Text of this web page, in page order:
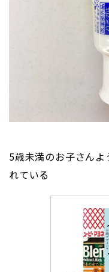
5歳未満のお子さん
れている